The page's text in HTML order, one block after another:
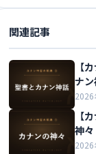
関連記事
【
ナ
アタ
2026
【
神
の
2026